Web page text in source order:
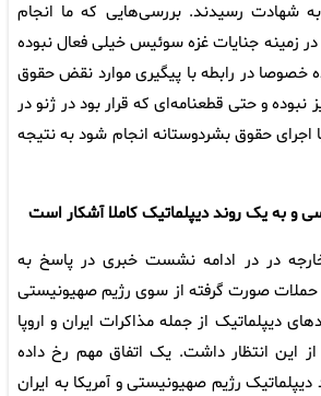
شهادت رسیدند. بررسی‌هایی که ما انجام
زمینه جنایات غزه سوئیس خیلی فعال نبوده
خصوصا در رابطه با پیگیری موارد نقض حقوق
نبوده و حتی قطعنامه‌ای که قرار بود در ژنو در
اجرای حقوق بشردوستانه انجام شود به نتیجه
و به یک روند دیپلماتیک کاملا آشکار است
در در ادامه نشست خبری در پاسخ به
حملات صورت گرفته از سوی رژیم صهیونیستی
دیپلماتیک از جمله مذاکرات ایران و اروپا
این انتظار داشت. یک اتفاق مهم رخ داده
رژیم صهیونیستی و آمریکا به ایران